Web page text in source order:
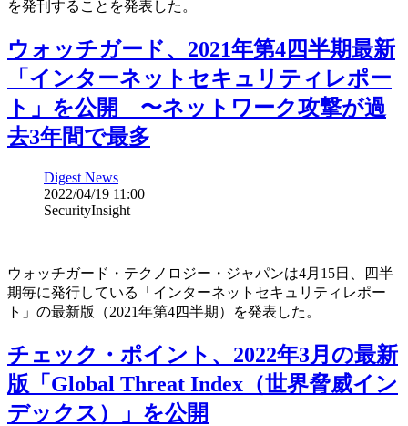
を発刊することを発表した。
ウォッチガード、2021年第4四半期最新
「インターネットセキュリティレポー
ト」を公開 〜ネットワーク攻撃が過
去3年間で最多
Digest News
2022/04/19 11:00
SecurityInsight
ウォッチガード・テクノロジー・ジャパンは4月15日、四半
期毎に発行している「インターネットセキュリティレポー
ト」の最新版（2021年第4四半期）を発表した。
チェック・ポイント、2022年3月の最新
版「Global Threat Index（世界脅威イン
デックス）」を公開